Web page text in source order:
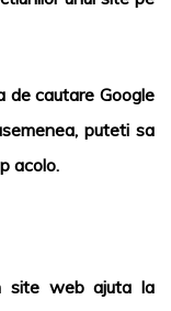
de cautare Google
puteti sa
acolo.
site web ajuta la